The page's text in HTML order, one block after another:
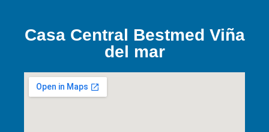
Casa Central Bestmed Viña
del mar